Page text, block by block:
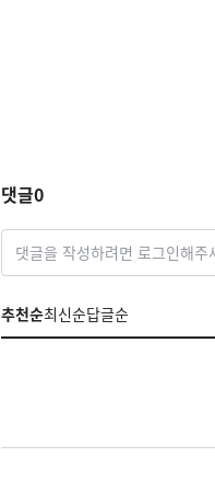
댓글0
댓글을 작성하려면 로그인해주
추천순최신순답글순